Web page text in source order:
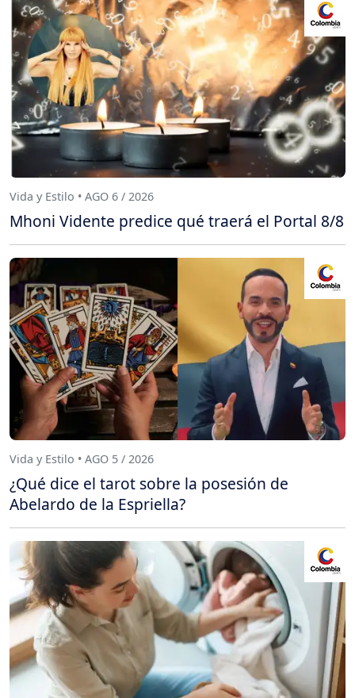
Vida y Estilo • AGO 6 / 2026
Mhoni Vidente predice qué traerá el Portal 8/8
Vida y Estilo • AGO 5 / 2026
¿Qué dice el tarot sobre la posesión de
Abelardo de la Espriella?